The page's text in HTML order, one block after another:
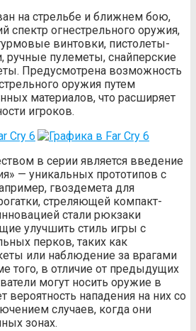
на стрельбе и ближнем бою,
спектр огнестрельного оружия,
винтовки, пистолеты-
ручные пулеметы, снайперские
Предусмотрена возможность
оружия путем
материалов, что расширяет
игроков.
в серии является введение
— уникальных прототипов с
гвоздемета для
стреляющей компакт-
стали рюкзаки
улучшить стиль игры с
перков, таких как
или наблюдение за врагами
того, в отличие от предыдущих
могут носить оружие в
вероятность нападения на них со
случаев, когда они
зонах.